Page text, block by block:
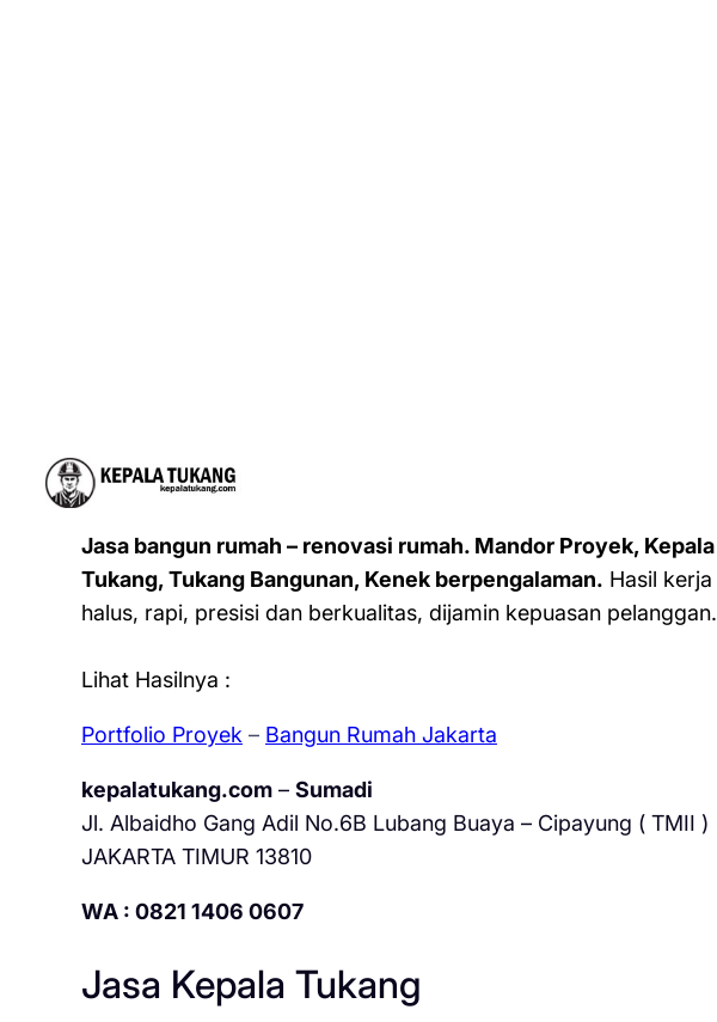
Jasa bangun rumah – renovasi rumah. Mandor Proyek, Kepala
Tukang, Tukang Bangunan, Kenek berpengalaman. Hasil kerja
halus, rapi, presisi dan berkualitas, dijamin kepuasan pelanggan.
Lihat Hasilnya :
Portfolio Proyek – Bangun Rumah Jakarta
kepalatukang.com– Sumadi
Jl. Albaidho Gang Adil No.6B Lubang Buaya – Cipayung ( TMII )
JAKARTA TIMUR 13810
WA : 0821 1406 0607
Jasa Kepala Tukang